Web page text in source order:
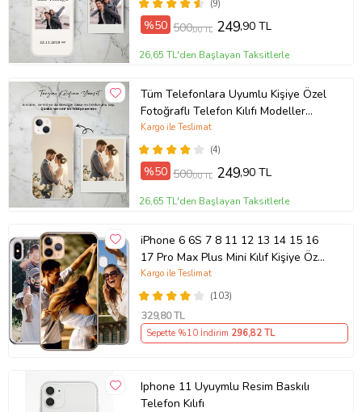
(9)
%50 500,00 TL 249,90 TL
26,65 TL'den Başlayan Taksitlerle
Tüm Telefonlara Uyumlu Kişiye Özel
Fotoğraflı Telefon Kılıfı Modeller
Açıklamada
(4)
Kargo ile Teslimat
%50 500,00 TL 249,90 TL
26,65 TL'den Başlayan Taksitlerle
iPhone 6 6S 7 8 11 12 13 14 15 16
17 Pro Max Plus Mini Kılıf Kişiye Özel
Resimli Fotoğraflı Silikon
(103)
Kargo ile Teslimat
329,80 TL
Sepette %10 İndirim 296,82 TL
Iphone 11 Uyuymlu Resim Baskılı
Telefon Kılıfı